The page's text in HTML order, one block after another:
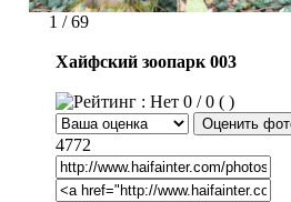
1 / 69
Хайфский зоопарк 003
0 / 0 ( )
4772